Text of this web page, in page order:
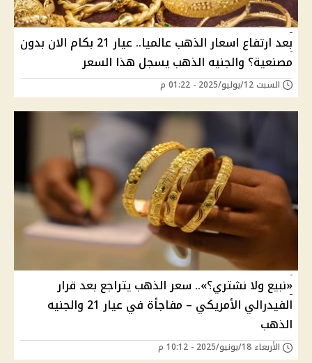
بعد ارتفاع اسعار الذهب عالميا.. عيار 21 بكام الان بدون
مصنعية؟ والجنيه الذهب يسجل هذا السعر
السبت 12/يوليو/2025 - 01:22 م
«نبيع ولا نشتري؟».. سعر الذهب يتراجع بعد قرار
الفيدرالي الأمريكي – مفاجأة في عيار 21 والجنيه
الذهب
الأربعاء 18/يونيو/2025 - 10:12 م